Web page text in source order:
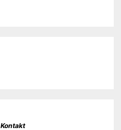
Kontakt